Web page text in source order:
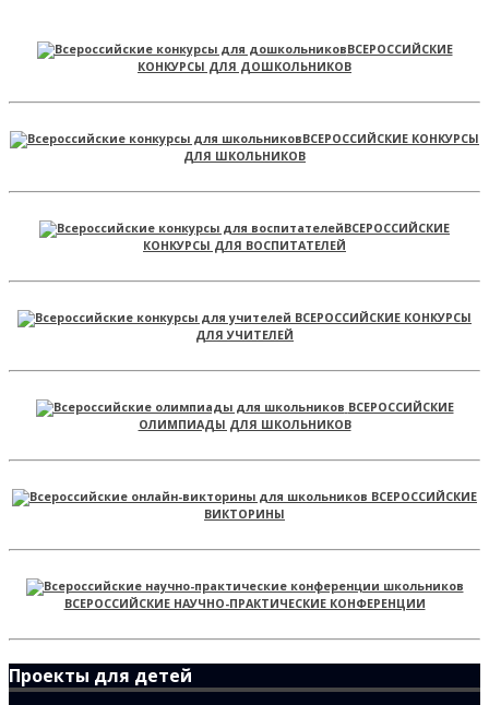
ВСЕРОССИЙСКИЕ
КОНКУРСЫ ДЛЯ ДОШКОЛЬНИКОВ
ВСЕРОССИЙСКИЕ КОНКУРСЫ
ДЛЯ ШКОЛЬНИКОВ
ВСЕРОССИЙСКИЕ
КОНКУРСЫ ДЛЯ ВОСПИТАТЕЛЕЙ
ВСЕРОССИЙСКИЕ КОНКУРСЫ
ДЛЯ УЧИТЕЛЕЙ
ВСЕРОССИЙСКИЕ
ОЛИМПИАДЫ ДЛЯ ШКОЛЬНИКОВ
ВСЕРОССИЙСКИЕ
ВИКТОРИНЫ
ВСЕРОССИЙСКИЕ НАУЧНО-ПРАКТИЧЕСКИЕ КОНФЕРЕНЦИИ
Проекты для детей